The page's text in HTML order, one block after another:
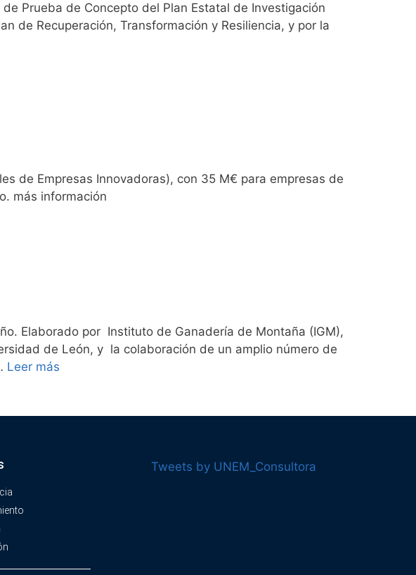
Prueba de Concepto del Plan Estatal de Investigación
de Recuperación, Transformación y Resiliencia, y por la
de Empresas Innovadoras), con 35 M€ para empresas de
más información
Elaborado por Instituto de Ganadería de Montaña (IGM),
de León, y la colaboración de un amplio número de
Leer más
Tweets by UNEM_Consultora